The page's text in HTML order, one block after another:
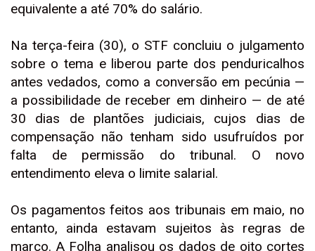
equivalente a até 70% do salário.
Na terça-feira (30), o STF concluiu o julgamento
sobre o tema e liberou parte dos penduricalhos
antes vedados, como a conversão em pecúnia —
a possibilidade de receber em dinheiro — de até
30 dias de plantões judiciais, cujos dias de
compensação não tenham sido usufruídos por
falta de permissão do tribunal. O novo
entendimento eleva o limite salarial.
Os pagamentos feitos aos tribunais em maio, no
entanto, ainda estavam sujeitos às regras de
março. A Folha analisou os dados de oito cortes